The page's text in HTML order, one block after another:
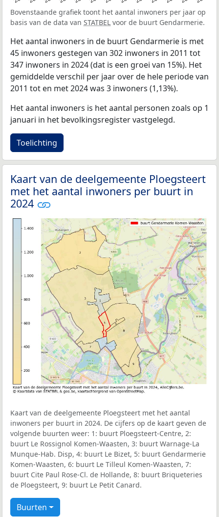
Bovenstaande grafiek toont het aantal inwoners per jaar op
basis van de data van STATBEL voor de buurt Gendarmerie.
Het aantal inwoners in de buurt Gendarmerie is met
45 inwoners gestegen van 302 inwoners in 2011 tot
347 inwoners in 2024 (dat is een groei van 15%). Het
gemiddelde verschil per jaar over de hele periode van
2011 tot en met 2024 was 3 inwoners (1,13%).
Het aantal inwoners is het aantal personen zoals op 1
januari in het bevolkingsregister vastgelegd.
Toelichting
Kaart van de deelgemeente Ploegsteert
met het aantal inwoners per buurt in
2024
Kaart van de deelgemeente Ploegsteert met het aantal
inwoners per buurt in 2024. De cijfers op de kaart geven de
volgende buurten weer: 1: buurt Ploegsteert-Centre, 2:
buurt Le Rossignol Komen-Waasten, 3: buurt Warnage-La
Munque-Hab. Disp, 4: buurt Le Bizet, 5: buurt Gendarmerie
Komen-Waasten, 6: buurt Le Tilleul Komen-Waasten, 7:
buurt Cite Paul Rose-Cl. de Hollande, 8: buurt Briqueteries
de Ploegsteert, 9: buurt Le Petit Canard.
Buurten